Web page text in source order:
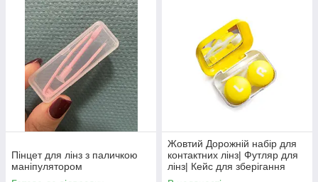
Пінцет для лінз з паличкою
маніпулятором
Жовтий Дорожній набір для
контактних лінз| Футляр для
лінз| Кейс для зберігання
контактних лінз